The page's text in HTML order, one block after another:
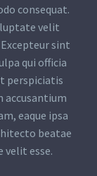
consequat.
velit
sint
qui officia
perspiciatis
accusantium
eaque ipsa
beatae
esse.